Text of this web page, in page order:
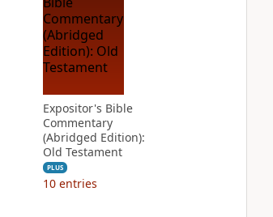
Expositor's Bible
Commentary
(Abridged Edition):
Old Testament
PLUS
10 entries